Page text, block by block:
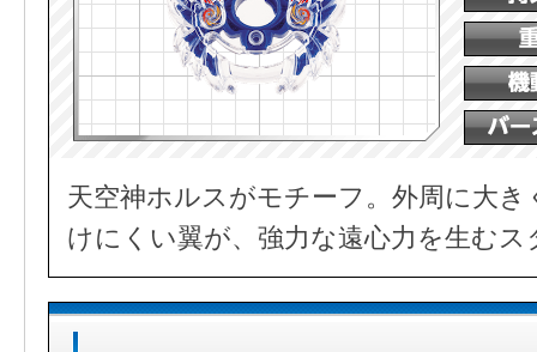
天空神ホルスがモチーフ。外周に大
けにくい翼が、強力な遠心力を生む